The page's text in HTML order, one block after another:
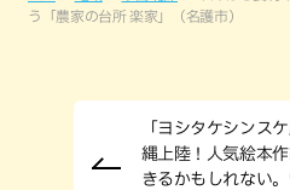
う「農家の台所 楽家」（名護市）
「ヨシタケシンス
縄上陸！人気絵本
きるかもしれない